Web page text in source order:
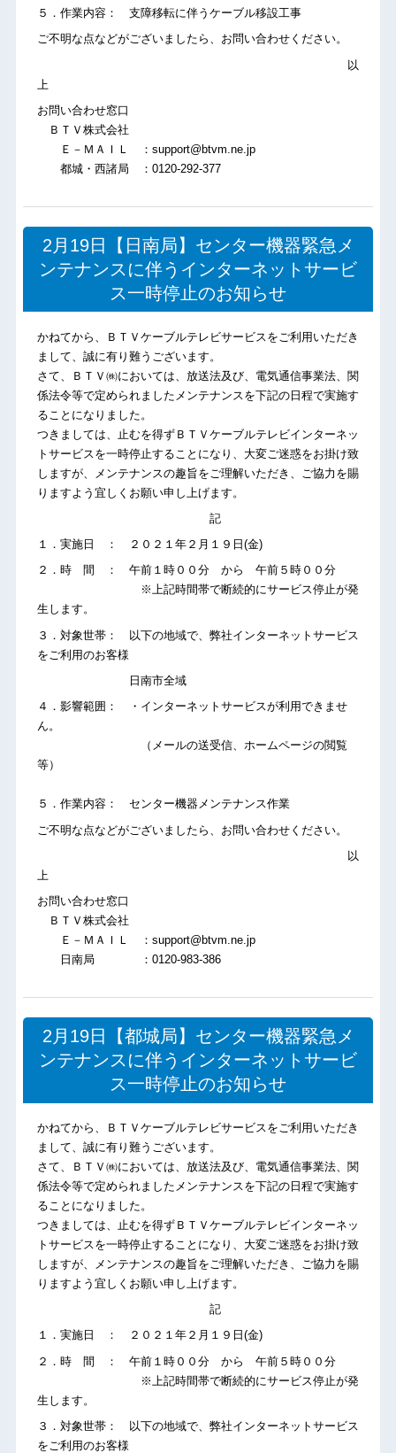
５．作業内容： 支障移転に伴うケーブル移設工事
ご不明な点などがございましたら、お問い合わせください。
以
上
お問い合わせ窓口
ＢＴＶ株式会社
Ｅ－ＭＡＩＬ ：support@btvm.ne.jp
都城・西諸局 ：0120-292-377
2月19日【日南局】センター機器緊急メ
ンテナンスに伴うインターネットサービ
ス一時停止のお知らせ
かねてから、ＢＴＶケーブルテレビサービスをご利用いただき
まして、誠に有り難うございます。
さて、ＢＴＶ㈱においては、放送法及び、電気通信事業法、関
係法令等で定められましたメンテナンスを下記の日程で実施す
ることになりました。
つきましては、止むを得ずＢＴＶケーブルテレビインターネッ
トサービスを一時停止することになり、大変ご迷惑をお掛け致
しますが、メンテナンスの趣旨をご理解いただき、ご協力を賜
りますよう宜しくお願い申し上げます。
記
１．実施日 ： ２０２１年２月１９日(金)
２．時 間 ： 午前１時００分 から 午前５時００分
※上記時間帯で断続的にサービス停止が発
生します。
３．対象世帯： 以下の地域で、弊社インターネットサービス
をご利用のお客様
日南市全域
４．影響範囲： ・インターネットサービスが利用できませ
ん。
（メールの送受信、ホームページの閲覧
等）
５．作業内容： センター機器メンテナンス作業
ご不明な点などがございましたら、お問い合わせください。
以
上
お問い合わせ窓口
ＢＴＶ株式会社
Ｅ－ＭＡＩＬ ：support@btvm.ne.jp
日南局 ：0120-983-386
2月19日【都城局】センター機器緊急メ
ンテナンスに伴うインターネットサービ
ス一時停止のお知らせ
かねてから、ＢＴＶケーブルテレビサービスをご利用いただき
まして、誠に有り難うございます。
さて、ＢＴＶ㈱においては、放送法及び、電気通信事業法、関
係法令等で定められましたメンテナンスを下記の日程で実施す
ることになりました。
つきましては、止むを得ずＢＴＶケーブルテレビインターネッ
トサービスを一時停止することになり、大変ご迷惑をお掛け致
しますが、メンテナンスの趣旨をご理解いただき、ご協力を賜
りますよう宜しくお願い申し上げます。
記
１．実施日 ： ２０２１年２月１９日(金)
２．時 間 ： 午前１時００分 から 午前５時００分
※上記時間帯で断続的にサービス停止が発
生します。
３．対象世帯： 以下の地域で、弊社インターネットサービス
をご利用のお客様